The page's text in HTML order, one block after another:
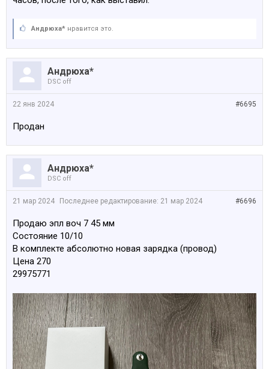
Андрюха* нравится это.
Андрюха*
DSC off
#6695
22 янв 2024
Продан
Андрюха*
DSC off
#6696
21 мар 2024 Последнее редактирование: 21 мар 2024
Продаю эпл воч 7 45 мм
Состояние 10/10
В комплекте абсолютно новая зарядка (провод)
Цена 270
29975771